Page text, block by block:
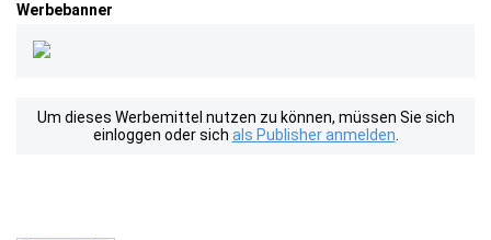
Werbebanner
Um dieses Werbemittel nutzen zu können, müssen Sie sich
einloggen oder sich als Publisher anmelden